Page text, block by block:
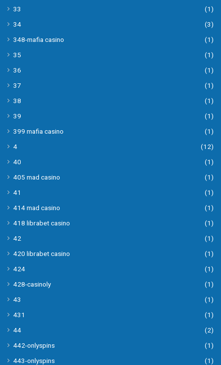
33
(1)
34
(3)
348-mafia casino
(1)
35
(1)
36
(1)
37
(1)
38
(1)
39
(1)
399 mafia casino
(1)
4
(12)
40
(1)
405 mad casino
(1)
41
(1)
414 mad casino
(1)
418 librabet casino
(1)
42
(1)
420 librabet casino
(1)
424
(1)
428-casinoly
(1)
43
(1)
431
(1)
44
(2)
442-onlyspins
(1)
443-onlyspins
(1)